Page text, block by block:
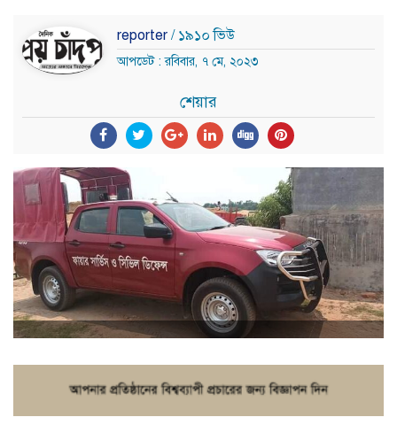
reporter / ১৯১০ ভিউ
আপডেট : রবিবার, ৭ মে, ২০২৩
শেয়ার